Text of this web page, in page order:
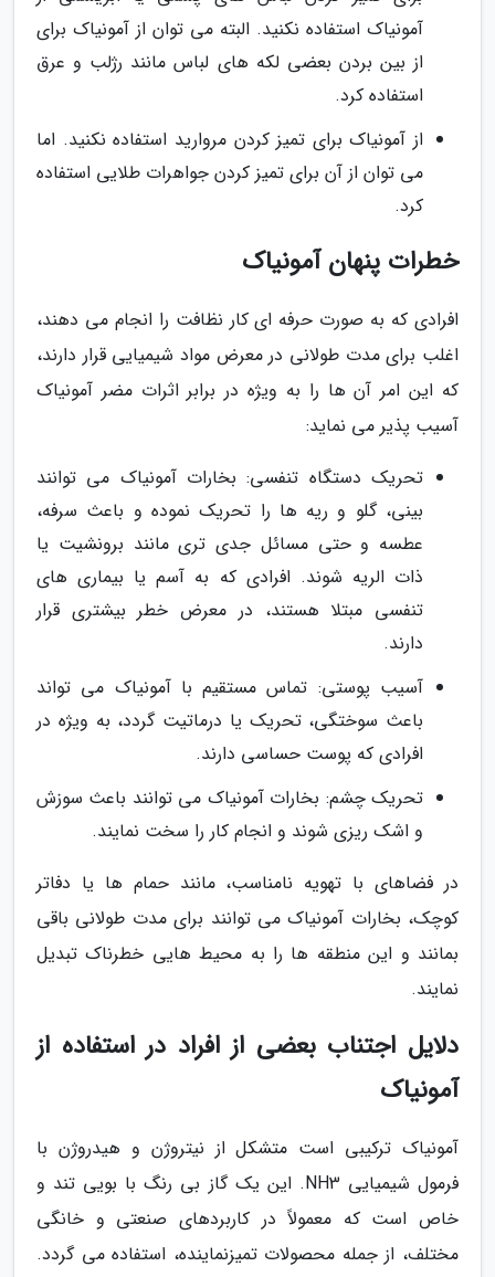
آمونیاک استفاده نکنید. البته می توان از آمونیاک برای
از بین بردن بعضی لکه های لباس مانند رژلب و عرق
استفاده کرد.
از آمونیاک برای تمیز کردن مروارید استفاده نکنید. اما
می توان از آن برای تمیز کردن جواهرات طلایی استفاده
کرد.
خطرات پنهان آمونیاک
افرادی که به صورت حرفه ای کار نظافت را انجام می دهند،
اغلب برای مدت طولانی در معرض مواد شیمیایی قرار دارند،
که این امر آن ها را به ویژه در برابر اثرات مضر آمونیاک
آسیب پذیر می نماید:
تحریک دستگاه تنفسی: بخارات آمونیاک می توانند
بینی، گلو و ریه ها را تحریک نموده و باعث سرفه،
عطسه و حتی مسائل جدی تری مانند برونشیت یا
ذات الریه شوند. افرادی که به آسم یا بیماری های
تنفسی مبتلا هستند، در معرض خطر بیشتری قرار
دارند.
آسیب پوستی: تماس مستقیم با آمونیاک می تواند
باعث سوختگی، تحریک یا درماتیت گردد، به ویژه در
افرادی که پوست حساسی دارند.
تحریک چشم: بخارات آمونیاک می توانند باعث سوزش
و اشک ریزی شوند و انجام کار را سخت نمایند.
در فضاهای با تهویه نامناسب، مانند حمام ها یا دفاتر
کوچک، بخارات آمونیاک می توانند برای مدت طولانی باقی
بمانند و این منطقه ها را به محیط هایی خطرناک تبدیل
نمایند.
دلایل اجتناب بعضی از افراد در استفاده از
آمونیاک
آمونیاک ترکیبی است متشکل از نیتروژن و هیدروژن با
فرمول شیمیایی NH3. این یک گاز بی رنگ با بویی تند و
خاص است که معمولاً در کاربردهای صنعتی و خانگی
مختلف، از جمله محصولات تمیزنماینده، استفاده می گردد.